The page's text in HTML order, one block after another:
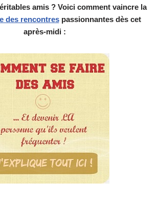
amis ? Voici comment vaincre la
des rencontrespassionnantes dès cet
après-midi :